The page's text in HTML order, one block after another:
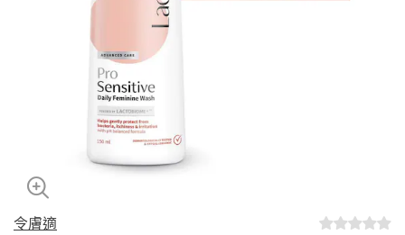
令膚適